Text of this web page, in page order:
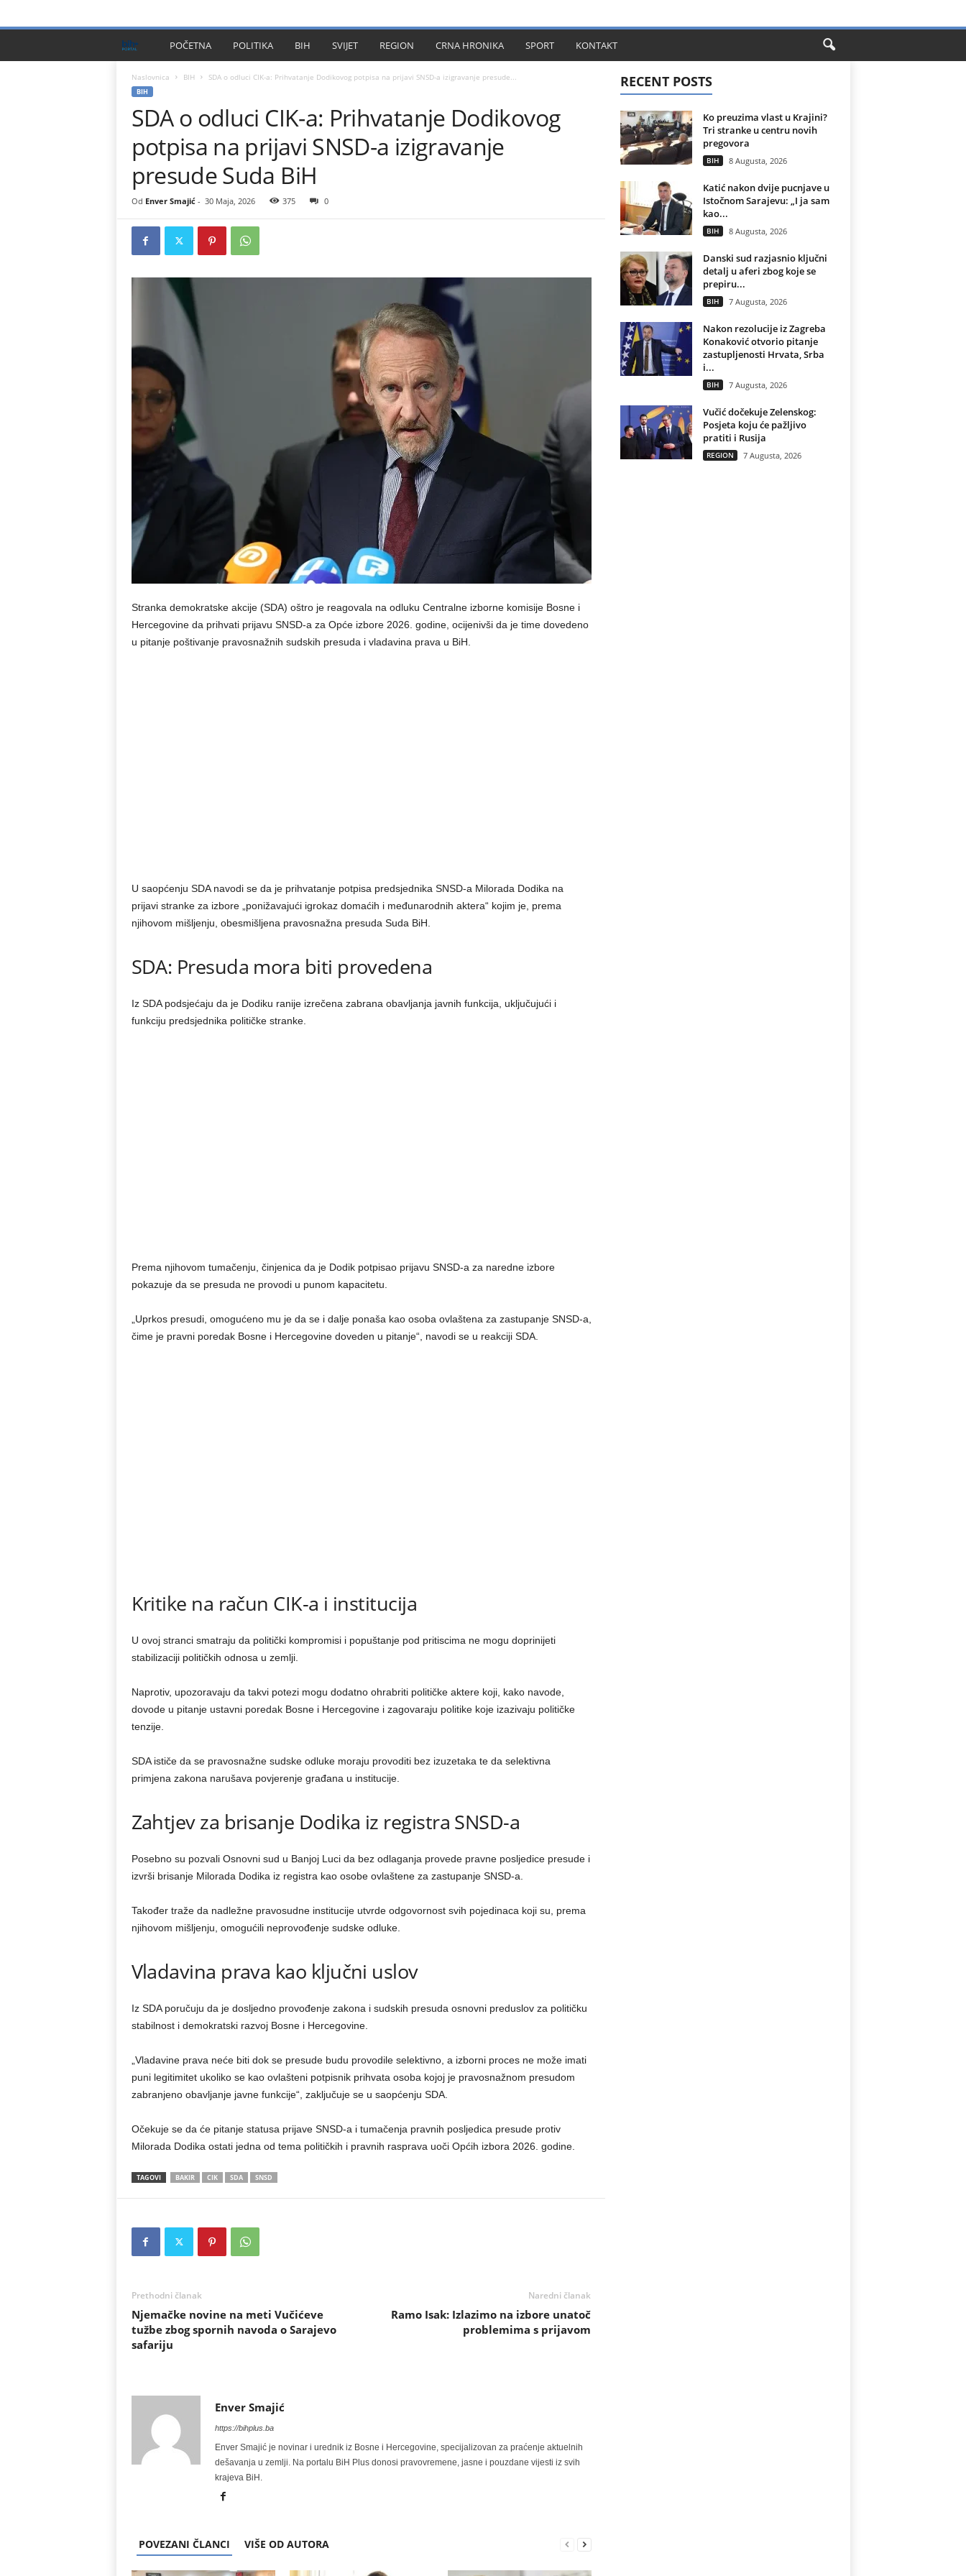
I
P
l
u
POČETNA POLITIKA BIH SVIJET REGION CRNA HRONIKA SPORT KONTAKT
Naslovnica BIH SDA o odluci CIK-a: Prihvatanje Dodikovog potpisa na prijavi SNSD-a izigravanje presude...
BIH
SDA o odluci CIK-a: Prihvatanje Dodikovog
potpisa na prijavi SNSD-a izigravanje
presude Suda BiH
Od Enver Smajić- 30 Maja, 2026 375 0
Stranka demokratske akcije (SDA) oštro je reagovala na odluku Centralne izborne komisije Bosne i
Hercegovine da prihvati prijavu SNSD-a za Opće izbore 2026. godine, ocijenivši da je time dovedeno
u pitanje poštivanje pravosnažnih sudskih presuda i vladavina prava u BiH.
U saopćenju SDA navodi se da je prihvatanje potpisa predsjednika SNSD-a Milorada Dodika na
prijavi stranke za izbore „ponižavajući igrokaz domaćih i međunarodnih aktera“ kojim je, prema
njihovom mišljenju, obesmišljena pravosnažna presuda Suda BiH.
SDA: Presuda mora biti provedena
Iz SDA podsjećaju da je Dodiku ranije izrečena zabrana obavljanja javnih funkcija, uključujući i
funkciju predsjednika političke stranke.
Prema njihovom tumačenju, činjenica da je Dodik potpisao prijavu SNSD-a za naredne izbore
pokazuje da se presuda ne provodi u punom kapacitetu.
„Uprkos presudi, omogućeno mu je da se i dalje ponaša kao osoba ovlaštena za zastupanje SNSD-a,
čime je pravni poredak Bosne i Hercegovine doveden u pitanje“, navodi se u reakciji SDA.
Kritike na račun CIK-a i institucija
U ovoj stranci smatraju da politički kompromisi i popuštanje pod pritiscima ne mogu doprinijeti
stabilizaciji političkih odnosa u zemlji.
Naprotiv, upozoravaju da takvi potezi mogu dodatno ohrabriti političke aktere koji, kako navode,
dovode u pitanje ustavni poredak Bosne i Hercegovine i zagovaraju politike koje izazivaju političke
tenzije.
SDA ističe da se pravosnažne sudske odluke moraju provoditi bez izuzetaka te da selektivna
primjena zakona narušava povjerenje građana u institucije.
Zahtjev za brisanje Dodika iz registra SNSD-a
Posebno su pozvali Osnovni sud u Banjoj Luci da bez odlaganja provede pravne posljedice presude i
izvrši brisanje Milorada Dodika iz registra kao osobe ovlaštene za zastupanje SNSD-a.
Također traže da nadležne pravosudne institucije utvrde odgovornost svih pojedinaca koji su, prema
njihovom mišljenju, omogućili neprovođenje sudske odluke.
Vladavina prava kao ključni uslov
Iz SDA poručuju da je dosljedno provođenje zakona i sudskih presuda osnovni preduslov za političku
stabilnost i demokratski razvoj Bosne i Hercegovine.
„Vladavine prava neće biti dok se presude budu provodile selektivno, a izborni proces ne može imati
puni legitimitet ukoliko se kao ovlašteni potpisnik prihvata osoba kojoj je pravosnažnom presudom
zabranjeno obavljanje javne funkcije“, zaključuje se u saopćenju SDA.
Očekuje se da će pitanje statusa prijave SNSD-a i tumačenja pravnih posljedica presude protiv
Milorada Dodika ostati jedna od tema političkih i pravnih rasprava uoči Općih izbora 2026. godine.
TAGOVI BAKIR CIK SDA SNSD
Prethodni članak
Njemačke novine na meti Vučićeve
tužbe zbog spornih navoda o Sarajevo
safariju
Naredni članak
Ramo Isak: Izlazimo na izbore unatoč
problemima s prijavom
Enver Smajić
https://bihplus.ba
Enver Smajić je novinar i urednik iz Bosne i Hercegovine, specijalizovan za praćenje aktuelnih
dešavanja u zemlji. Na portalu BiH Plus donosi pravovremene, jasne i pouzdane vijesti iz svih
krajeva BiH.
POVEZANI ČLANCI VIŠE OD AUTORA
RECENT POSTS
Ko preuzima vlast u Krajini?
Tri stranke u centru novih
pregovora
BIH 8 Augusta, 2026
Katić nakon dvije pucnjave u
Istočnom Sarajevu: „I ja sam
kao...
BIH 8 Augusta, 2026
Danski sud razjasnio ključni
detalj u aferi zbog koje se
prepiru...
BIH 7 Augusta, 2026
Nakon rezolucije iz Zagreba
Konaković otvorio pitanje
zastupljenosti Hrvata, Srba
i...
BIH 7 Augusta, 2026
Vučić dočekuje Zelenskog:
Posjeta koju će pažljivo
pratiti i Rusija
REGION 7 Augusta, 2026